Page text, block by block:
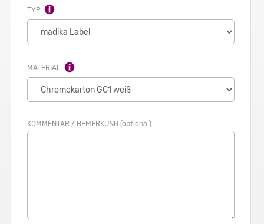
TYP
MATERIAL
KOMMENTAR / BEMERKUNG (optional)